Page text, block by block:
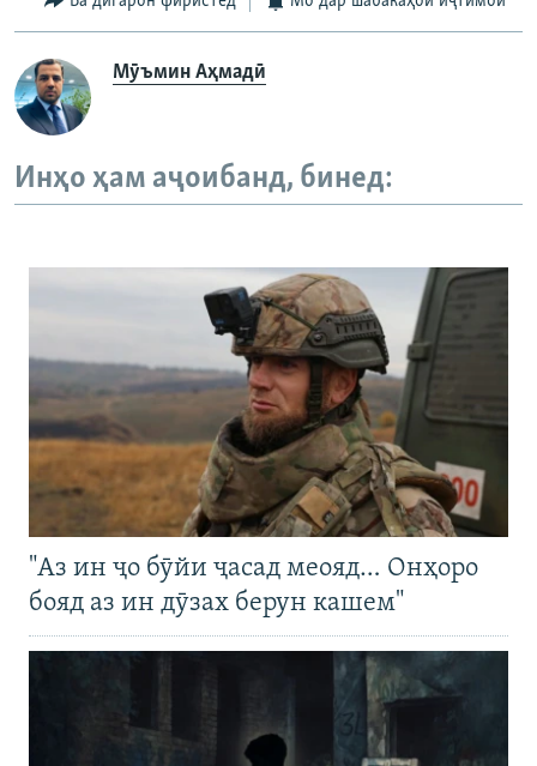
Мӯъмин Аҳмадӣ
Инҳо ҳам аҷоибанд, бинед:
"Аз ин ҷо бӯйи ҷасад меояд… Онҳоро
бояд аз ин дӯзах берун кашем"